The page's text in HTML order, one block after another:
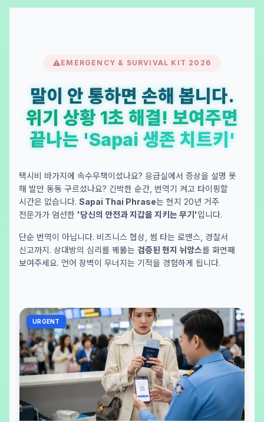
EMERGENCY & SURVIVAL KIT 2026
말이 안 통하면 손해 봅니다.
위기 상황 1초 해결! 보여주면
끝나는 'Sapai 생존 치트키'
택시비 바가지에 속수무책이셨나요? 응급실에서 증상을 설명 못
해 발만 동동 구르셨나요? 긴박한 순간, 번역기 켜고 타이핑할
시간은 없습니다. Sapai Thai Phrase는 현지 20년 거주
전문가가 엄선한 '당신의 안전과 지갑을 지키는 무기'입니다.
단순 번역이 아닙니다. 비즈니스 협상, 썸 타는 로맨스, 경찰서
신고까지. 상대방의 심리를 꿰뚫는 검증된 현지 뉘앙스를 화면째
보여주세요. 언어 장벽이 무너지는 기적을 경험하게 됩니다.
URGENT